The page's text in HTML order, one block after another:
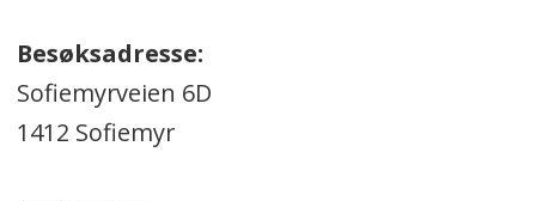
Besøksadresse:
Sofiemyrveien 6D
1412 Sofiemyr